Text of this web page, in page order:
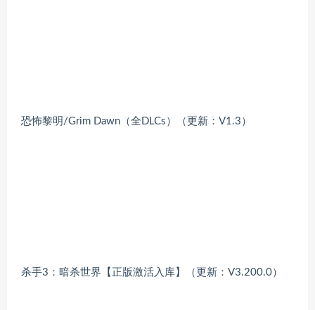
恐怖黎明/Grim Dawn（全DLCs）（更新：V1.3）
杀手3：暗杀世界【正版激活入库】（更新：V3.200.0）